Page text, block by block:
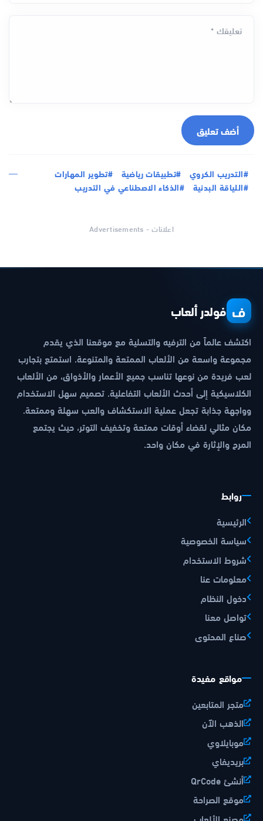
تعليقك *
أضف تعليق
#التدريب الكروي #تطبيقات رياضية
#تطوير المهارات
#اللياقة البدنية
#الذكاء الاصطناعي في التدريب
اعلانات - Advertisements
ف فولدر ألعاب
اكتشف عالماً من الترفيه والتسلية مع موقعنا الذي يقدم
مجموعة واسعة من الألعاب الممتعة والمتنوعة. استمتع بتجارب
لعب فريدة من نوعها تناسب جميع الأعمار والأذواق، من الألعاب
الكلاسيكية إلى أحدث الألعاب التفاعلية. تصميم سهل الاستخدام
وواجهة جذابة تجعل عملية الاستكشاف والعب سهلة وممتعة.
مكان مثالي لقضاء أوقات ممتعة وتخفيف التوتر، حيث يجتمع
المرح والإثارة في مكان واحد.
روابط
الرئيسية
سياسة الخصوصية
شروط الاستخدام
معلومات عنا
دخول النظام
تواصل معنا
صناع المحتوى
مواقع مفيدة
متجر المتابعين
الذهب الآن
موبايلاوي
بريديفاي
أنشئ QrCode
موقع الصراحة
مصنع الألعاب